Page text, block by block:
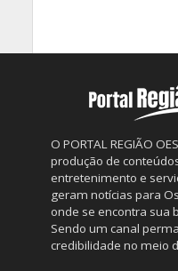
O PORTAL REGIÃO
produção de
entretenimento e
geram notícias para
onde se encontra sua
Sendo um canal
credibilidade no meio